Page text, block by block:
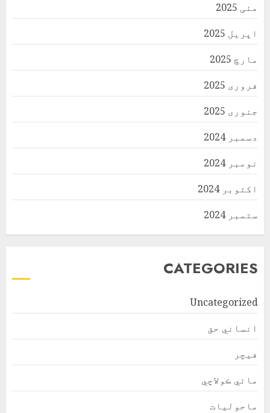
مئی 2025
اپریل 2025
مارچ 2025
فروری 2025
جنوری 2025
دسمبر 2024
نومبر 2024
اکتوبر 2024
ستمبر 2024
CATEGORIES
Uncategorized
انساني حق
فیچر
مائي ڪولاچي
ماحولیات